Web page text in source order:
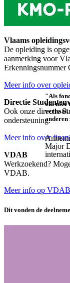
Vlaams
De opleiding is
aanmerking voor
Erkenningsnummer
Meer info over
Directie
Ook onze directie
ondersteuning.
Meer info over
VDAB
Werkzoekend?
VDAB.
Meer info op
Dit vonden de
"Als
om mee
verhaal.
Major